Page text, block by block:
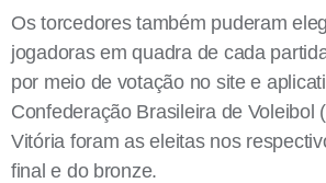
Os torcedores também puderam
jogadoras em quadra de cada
por meio de votação no site e
Confederação Brasileira de Voleibol
Vitória foram as eleitas nos
final e do bronze.